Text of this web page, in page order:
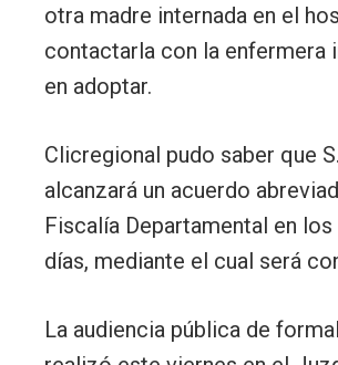
otra madre internada en el
contactarla con la enfermera
en adoptar.
Clicregional pudo saber que
alcanzará un acuerdo
Fiscalía Departamental en
días, mediante el cual será
La audiencia pública de